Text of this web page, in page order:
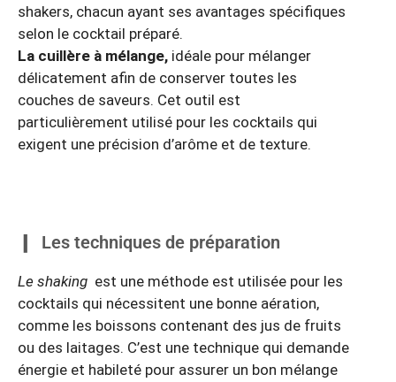
shakers, chacun ayant ses avantages spécifiques
selon le cocktail préparé.
La cuillère à mélange, idéale pour mélanger
délicatement afin de conserver toutes les
couches de saveurs. Cet outil est
particulièrement utilisé pour les cocktails qui
exigent une précision d’arôme et de texture.
Les techniques de préparation
Le shaking est une méthode est utilisée pour les
cocktails qui nécessitent une bonne aération,
comme les boissons contenant des jus de fruits
ou des laitages. C’est une technique qui demande
énergie et habileté pour assurer un bon mélange